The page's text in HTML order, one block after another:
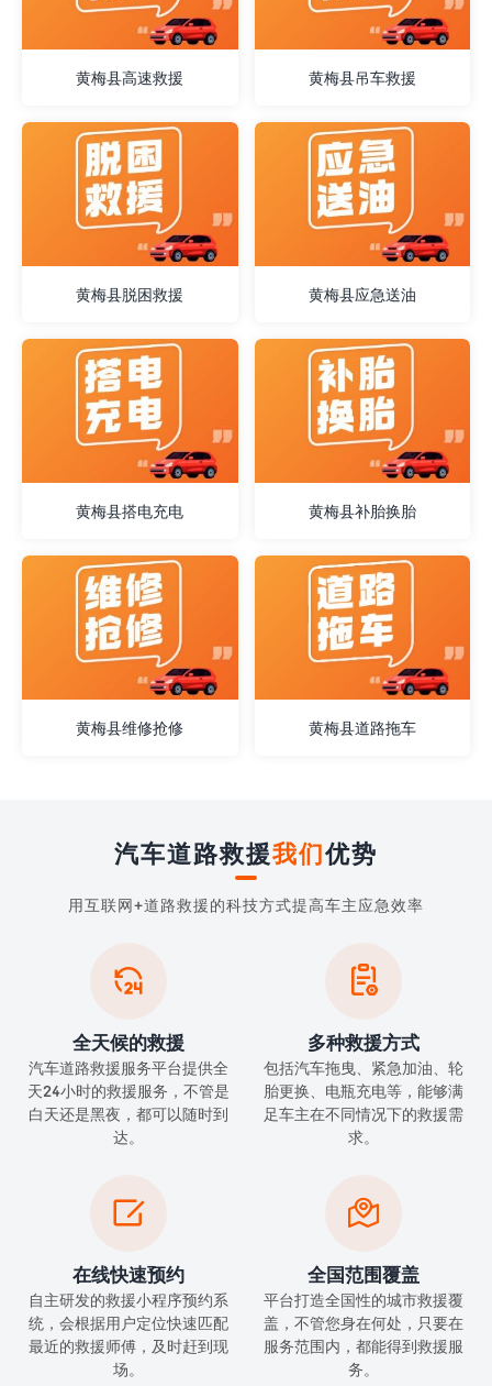
黄梅县高速救援 黄梅县吊车救援
黄梅县脱困救援 黄梅县应急送油
黄梅县搭电充电 黄梅县补胎换胎
黄梅县维修抢修 黄梅县道路拖车
汽车道路救援我们优势
用互联网+道路救援的科技方式提高车主应急效率

全天候的救援
汽车道路救援服务平台提供全
天24小时的救援服务，不管是
白天还是黑夜，都可以随时到
达。

多种救援方式
包括汽车拖曳、紧急加油、轮
胎更换、电瓶充电等，能够满
足车主在不同情况下的救援需
求。

在线快速预约
自主研发的救援小程序预约系
统，会根据用户定位快速匹配
最近的救援师傅，及时赶到现
场。

全国范围覆盖
平台打造全国性的城市救援覆
盖，不管您身在何处，只要在
服务范围内，都能得到救援服
务。